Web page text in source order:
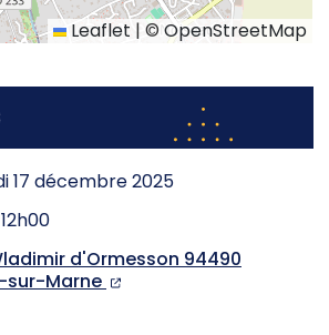
Leaflet | ©OpenStreetMap
17 décembre 2025
d'Ormesson 94490
sur-Marne